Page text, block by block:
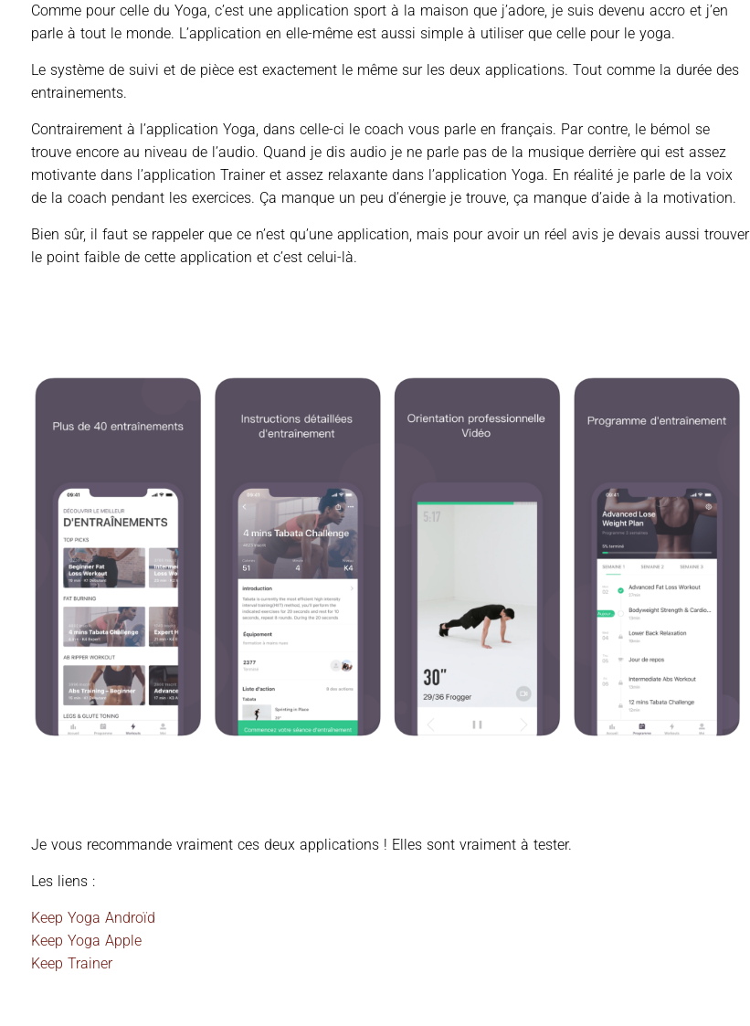
Comme pour celle du Yoga, c’est une application sport à la maison que j’adore, je suis devenu accro et j’en
parle à tout le monde. L’application en elle-même est aussi simple à utiliser que celle pour le yoga.
Le système de suivi et de pièce est exactement le même sur les deux applications. Tout comme la durée des
entrainements.
Contrairement à l’application Yoga, dans celle-ci le coach vous parle en français. Par contre, le bémol se
trouve encore au niveau de l’audio. Quand je dis audio je ne parle pas de la musique derrière qui est assez
motivante dans l’application Trainer et assez relaxante dans l’application Yoga. En réalité je parle de la voix
de la coach pendant les exercices. Ça manque un peu d’énergie je trouve, ça manque d’aide à la motivation.
Bien sûr, il faut se rappeler que ce n’est qu’une application, mais pour avoir un réel avis je devais aussi trouver
le point faible de cette application et c’est celui-là.
Je vous recommande vraiment ces deux applications ! Elles sont vraiment à tester.
Les liens :
Keep Yoga Androïd
Keep Yoga Apple
Keep Trainer